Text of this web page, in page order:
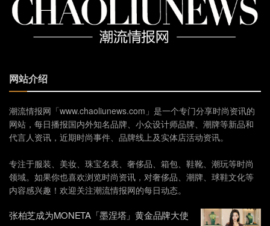
网站介绍
潮流情报网「www.chaoliunews.com」是一个专门分享时尚资讯的
网站，每日播报国内外知名品牌、小众设计师品牌、潮牌等新品和
代言人资讯，近期时尚事件、品牌线上及实体店活动资讯。
专注于服装、美妆、珠宝名表、奢侈品、箱包、鞋靴、潮玩等时尚
领域。如果你也喜欢浏览时尚资讯，对奢侈品、潮牌、球鞋文化等
内容感兴趣！欢迎关注潮流情报网的每日动态。
张柏芝成为MONETA「墨涅塔」黄金品牌大使